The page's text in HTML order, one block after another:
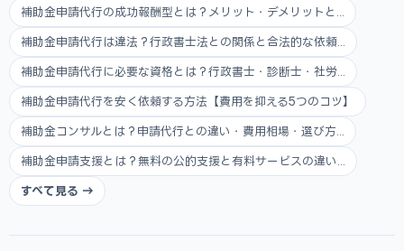
補助金申請代行の成功報酬型とは？メリット・デメリットと...
補助金申請代行は違法？行政書士法との関係と合法的な依頼...
補助金申請代行に必要な資格とは？行政書士・診断士・社労...
補助金申請代行を安く依頼する方法【費用を抑える5つのコツ】
補助金コンサルとは？申請代行との違い・費用相場・選び方...
補助金申請支援とは？無料の公的支援と有料サービスの違い...
すべて見る →